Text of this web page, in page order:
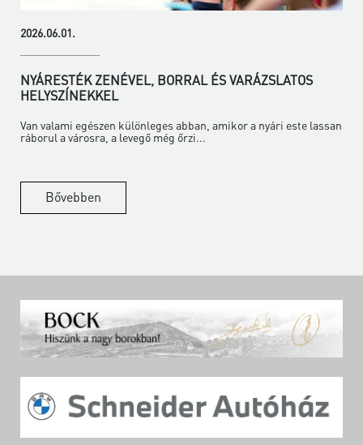
2026.06.01.
NYÁRESTÉK ZENÉVEL, BORRAL ÉS VARÁZSLATOS
HELYSZÍNEKKEL
Van valami egészen különleges abban, amikor a nyári este lassan
ráborul a városra, a levegő még őrzi...
Bővebben